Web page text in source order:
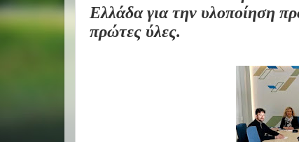
Ελλάδα για την υλοποίηση
πρώτες ύλες.